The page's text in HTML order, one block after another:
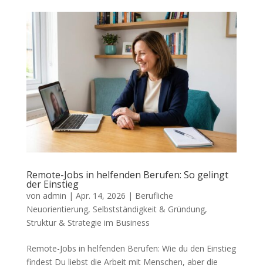
Remote-Jobs in helfenden Berufen: So gelingt
der Einstieg
von admin | Apr. 14, 2026 | Berufliche
Neuorientierung, Selbstständigkeit & Gründung,
Struktur & Strategie im Business
Remote-Jobs in helfenden Berufen: Wie du den Einstieg
findest Du liebst die Arbeit mit Menschen, aber die